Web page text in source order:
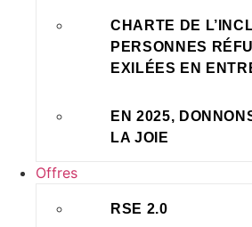
CHARTE DE
PERSONNES
EXILÉES EN
EN 2025,
LA JOIE
Offres
RSE 2.0